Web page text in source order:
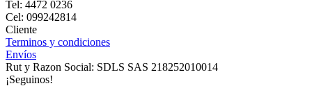
Tel: 4472 0236
Cel: 099242814
Cliente
Terminos y condiciones
Envíos
Rut y Razon Social: SDLS SAS 218252010014
¡Seguinos!